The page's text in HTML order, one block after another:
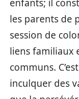
enfants; il
les parents de
session de
liens familiaux
communs.
inculquer des